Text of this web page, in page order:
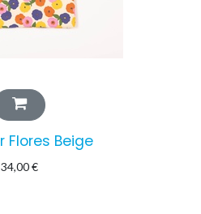
Flores Beige
34,00€